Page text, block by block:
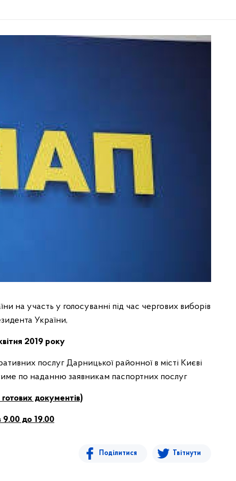
на участь у голосуванні під час чергових виборів
України,
2019 року
послуг Дарницької районної в місті Києві
по наданню заявникам паспортних послуг
документів)
9.00 до 19.00
Поділитися Твітнути